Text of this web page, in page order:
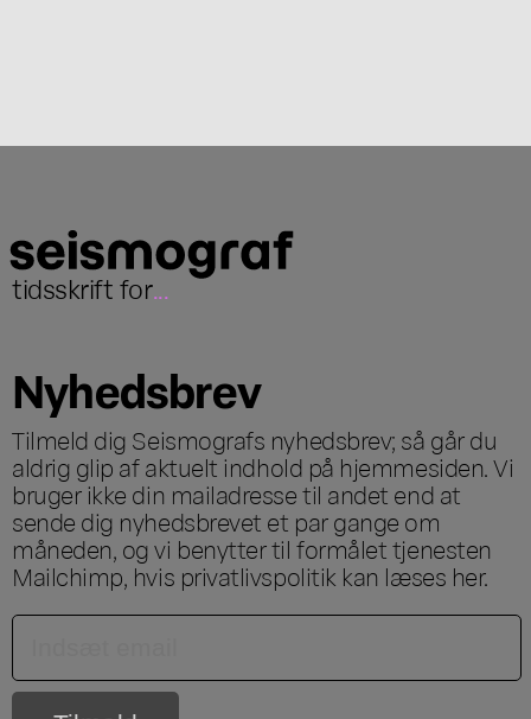
tidsskrift for...
Nyhedsbrev
Tilmeld dig Seismografs nyhedsbrev; så går du
aldrig glip af aktuelt indhold på hjemmesiden. Vi
bruger ikke din mailadresse til andet end at
sende dig nyhedsbrevet et par gange om
måneden, og vi benytter til formålet tjenesten
Mailchimp, hvis privatlivspolitik kan læses her.